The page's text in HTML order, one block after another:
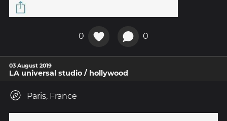
0 0
03 August 2019
LA universal studio / hollywood
Paris, France